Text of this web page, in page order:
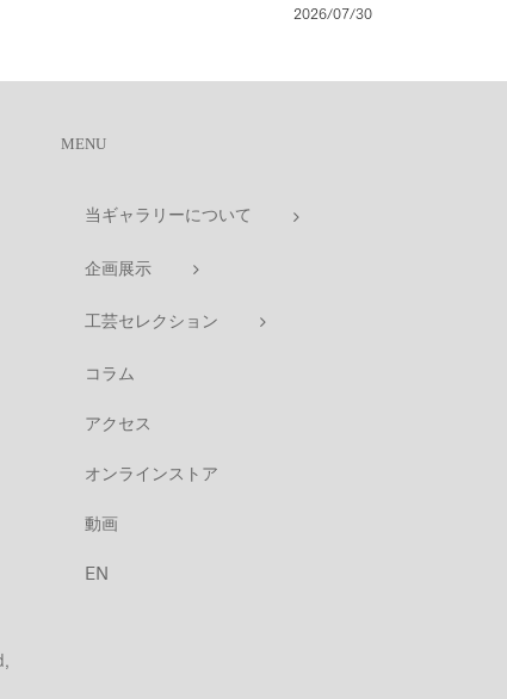
2026/07/30
MENU
当ギャラリーについて
企画展示
工芸セレクション
コラム
アクセス
オンラインストア
動画
EN